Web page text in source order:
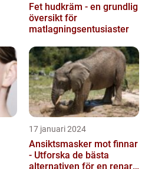
Fet hudkräm - en grundlig
översikt för
matlagningsentusiaster
17 januari 2024
Ansiktsmasker mot finnar
- Utforska de bästa
alternativen för en renare